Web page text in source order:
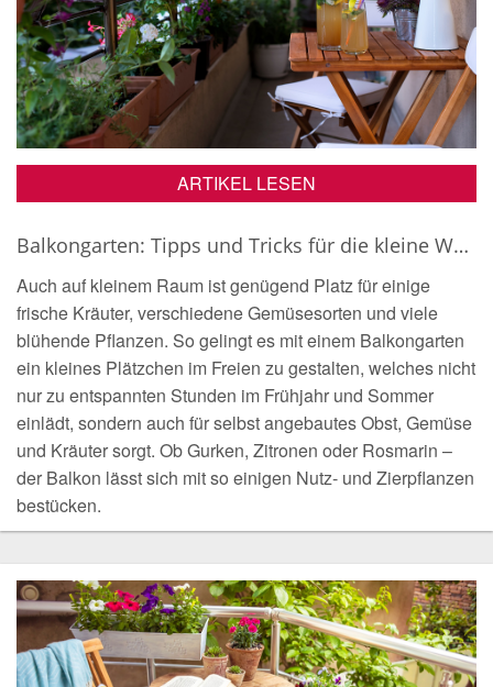
ARTIKEL LESEN
Balkongarten: Tipps und Tricks für die kleine Wohlfühloase im Freien!
Auch auf kleinem Raum ist genügend Platz für einige
frische Kräuter, verschiedene Gemüsesorten und viele
blühende Pflanzen. So gelingt es mit einem Balkongarten
ein kleines Plätzchen im Freien zu gestalten, welches nicht
nur zu entspannten Stunden im Frühjahr und Sommer
einlädt, sondern auch für selbst angebautes Obst, Gemüse
und Kräuter sorgt. Ob Gurken, Zitronen oder Rosmarin –
der Balkon lässt sich mit so einigen Nutz- und Zierpflanzen
bestücken.